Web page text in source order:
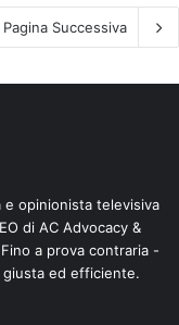
Pagina Successiva
e opinionista televisiva
di AC Advocacy &
a prova contraria -
ed efficiente.